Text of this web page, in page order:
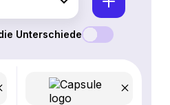
Unterschiede